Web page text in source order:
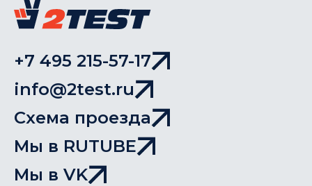
+7 495 215-57-17
info@2test.ru
Схема проезда
Мы в RUTUBE
Мы в VK